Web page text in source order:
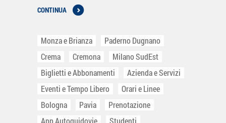
CONTINUA
Monza e Brianza
Paderno Dugnano
Crema
Cremona
Milano SudEst
Biglietti e Abbonamenti
Azienda e Servizi
Eventi e Tempo Libero
Orari e Linee
Bologna
Pavia
Prenotazione
App Autoguidovie
Studenti